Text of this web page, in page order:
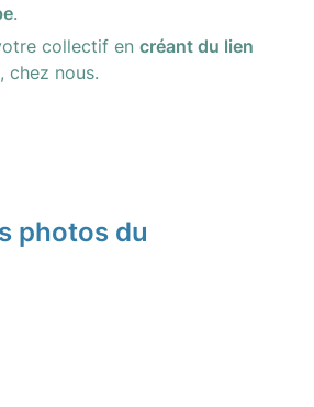
.
collectif en créant du lien
, chez nous.
photos du